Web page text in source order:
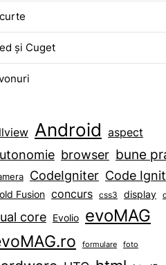
și Cuget
Android aspect
browser bune
CodeIgniter Code
Fusion concurs css3 display
core Evolio evoMAG
formulare foto